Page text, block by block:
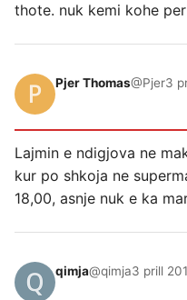
thote. nuk kemi kohe
Pjer Thomas@Pjer3
Lajmin e ndigjova ne
kur po shkoja ne
18,00, asnje nuk e ka
qimja@qimja3 prill